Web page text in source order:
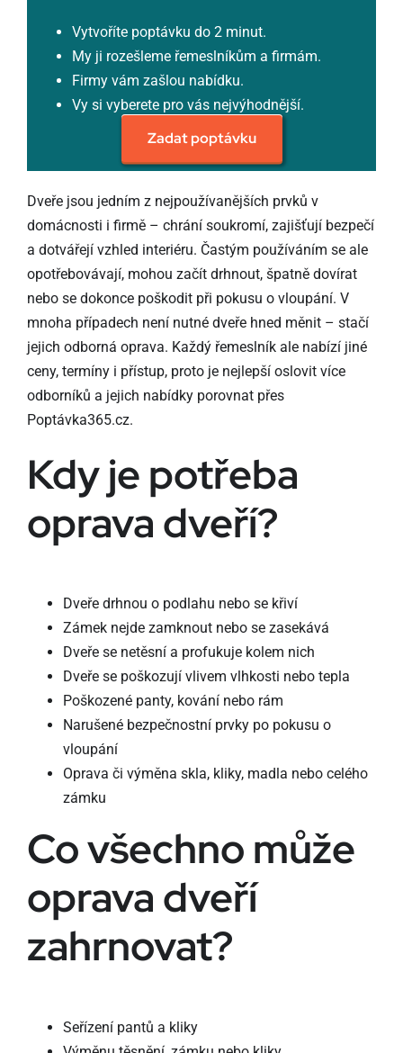
Vytvoříte poptávku do 2 minut.
My ji rozešleme řemeslníkům a firmám.
Firmy vám zašlou nabídku.
Vy si vyberete pro vás nejvýhodnější.
Zadat poptávku
Dveře jsou jedním z nejpoužívanějších prvků v
domácnosti i firmě – chrání soukromí, zajišťují bezpečí
a dotvářejí vzhled interiéru. Častým používáním se ale
opotřebovávají, mohou začít drhnout, špatně dovírat
nebo se dokonce poškodit při pokusu o vloupání. V
mnoha případech není nutné dveře hned měnit – stačí
jejich odborná oprava. Každý řemeslník ale nabízí jiné
ceny, termíny i přístup, proto je nejlepší oslovit více
odborníků a jejich nabídky porovnat přes
Poptávka365.cz.
Kdy je potřeba
oprava dveří?
Dveře drhnou o podlahu nebo se křiví
Zámek nejde zamknout nebo se zasekává
Dveře se netěsní a profukuje kolem nich
Dveře se poškozují vlivem vlhkosti nebo tepla
Poškozené panty, kování nebo rám
Narušené bezpečnostní prvky po pokusu o
vloupání
Oprava či výměna skla, kliky, madla nebo celého
zámku
Co všechno může
oprava dveří
zahrnovat?
Seřízení pantů a kliky